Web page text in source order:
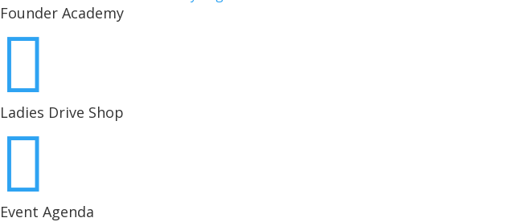
Founder Academy

Ladies Drive Shop

Event Agenda